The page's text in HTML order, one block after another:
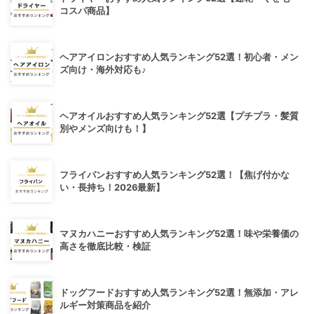
コスパ商品】
ヘアアイロンおすすめ人気ランキング52選！初心者・メン
ズ向け・海外対応も♪
ヘアオイルおすすめ人気ランキング52選【プチプラ・髪質
別やメンズ向けも！】
フライパンおすすめ人気ランキング52選！【焦げ付かな
い・長持ち！2026最新】
マヌカハニーおすすめ人気ランキング52選！味や栄養価の
高さを徹底比較・検証
ドッグフードおすすめ人気ランキング52選！無添加・アレ
ルギー対策商品を紹介